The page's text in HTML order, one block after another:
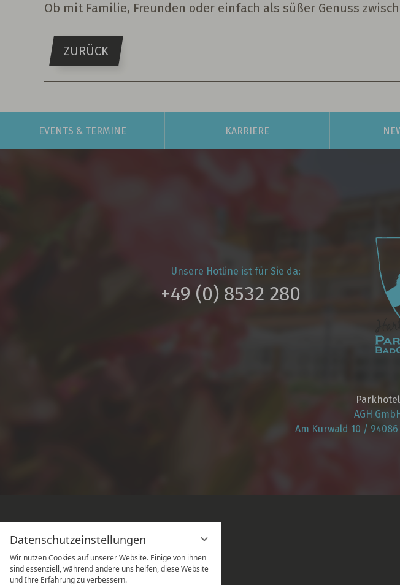
Datenschutzeinstellungen
Wir nutzen Cookies auf unserer Website. Einige von ihnen
sind essenziell, während andere uns helfen, diese Website
und Ihre Erfahrung zu verbessern.
Ob mit Familie, Freunden oder einfach als süßer Genuss
ZURÜCK
EVENTS & TERMINE KARRIERE
Unsere Hotline ist für Sie da:
+49 (0) 8532 280
AGH
Am Kurwald 10 /